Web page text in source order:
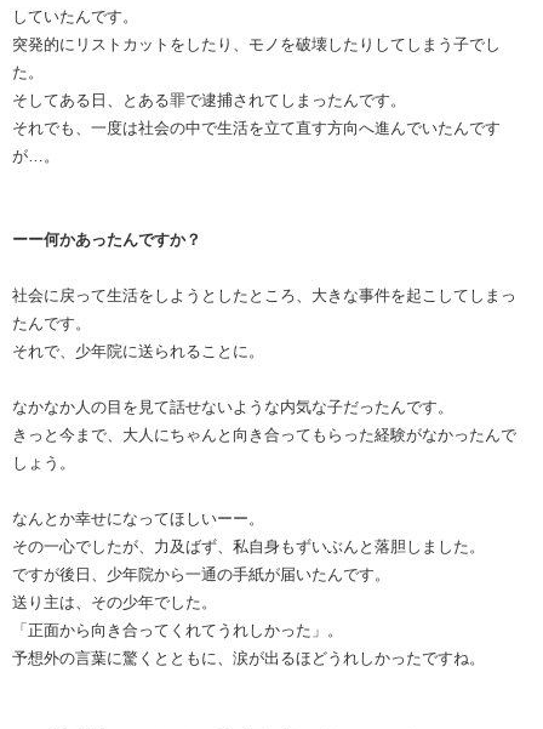
していたんです。
突発的にリストカットをしたり、モノを破壊したりしてしまう子でし
た。
そしてある日、とある罪で逮捕されてしまったんです。
それでも、一度は社会の中で生活を立て直す方向へ進んでいたんです
が…。
ーー何かあったんですか？
社会に戻って生活をしようとしたところ、大きな事件を起こしてしまっ
たんです。
それで、少年院に送られることに。
なかなか人の目を見て話せないような内気な子だったんです。
きっと今まで、大人にちゃんと向き合ってもらった経験がなかったんで
しょう。
なんとか幸せになってほしいーー。
その一心でしたが、力及ばず、私自身もずいぶんと落胆しました。
ですが後日、少年院から一通の手紙が届いたんです。
送り主は、その少年でした。
「正面から向き合ってくれてうれしかった」。
予想外の言葉に驚くとともに、涙が出るほどうれしかったですね。